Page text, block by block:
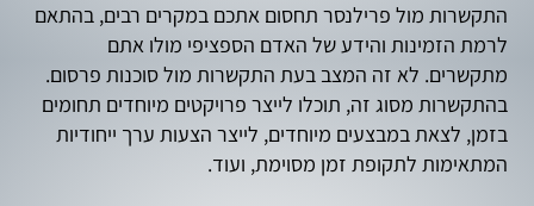
התקשרות מול פרילנסר תחסום אתכם במקרים רבים, בהתאם
לרמת הזמינות והידע של האדם הספציפי מולו אתם
מתקשרים. לא זה המצב בעת התקשרות מול סוכנות פרסום.
בהתקשרות מסוג זה, תוכלו לייצר פרויקטים מיוחדים תחומים
בזמן, לצאת במבצעים מיוחדים, לייצר הצעות ערך ייחודיות
המתאימות לתקופת זמן מסוימת, ועוד.